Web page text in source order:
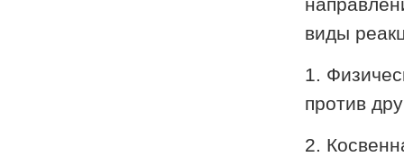
виды
1.
против
2.